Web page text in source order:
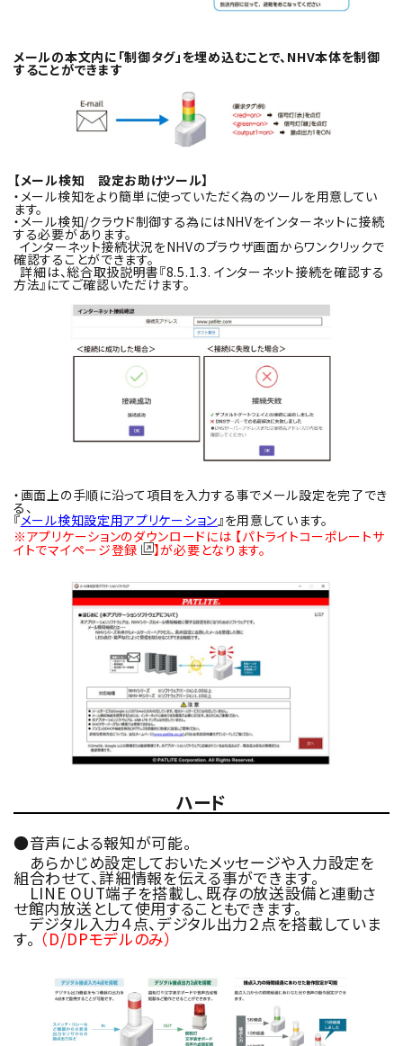
メールの本文内に「制御タグ」を埋め込むことで、NHV本体を制御
することができます
【メール検知 設定お助けツール】
・メール検知をより簡単に使っていただく為のツールを用意してい
ます。
・メール検知/クラウド制御する為にはNHVをインターネットに接続
する必要があります。
インターネット接続状況をNHVのブラウザ画面からワンクリックで
確認することができます。
詳細は、総合取扱説明書『8.5.1.3. インターネット接続を確認する
方法』にてご確認いただけます。
・画面上の手順に沿って項目を入力する事でメール設定を完了でき
る、
『メール検知設定用アプリケーション』を用意しています。
※アプリケーションのダウンロードには 【パトライトコーポレートサ
イトでマイページ登録 】が必要となります。
ハード
●音声による報知が可能。
あらかじめ設定しておいたメッセージや入力設定を
組合わせて、詳細情報を伝える事ができます。
LINE OUT端子を搭載し、既存の放送設備と連動さ
せ館内放送として使用することもできます。
デジタル入力４点、デジタル出力２点を搭載していま
す。 （D/DPモデルのみ）